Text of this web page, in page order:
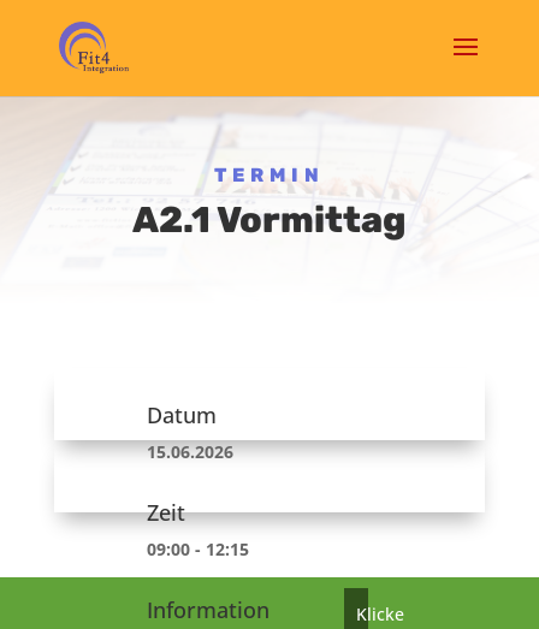
TERMIN
A2.1 Vormittag
Datum
15.06.2026
Zeit
09:00 - 12:15
Information
Klicke